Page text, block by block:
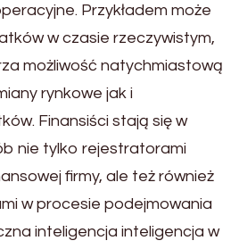
Przykładem może
w czasie rzeczywistym,
możliwość natychmiastową
rynkowe jak i
Finansiści stają się w
nie tylko rejestratorami
firmy, ale też również
w procesie podejmowania
inteligencja inteligencja w